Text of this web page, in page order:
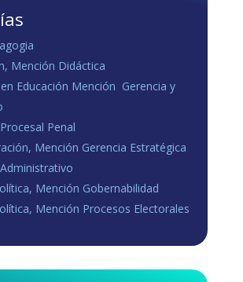
Mención Didáctica
Educación Mención Gerencia y
Penal
Mención Gerencia Estratégica
Mención Gobernabilidad
Mención Procesos Electorales